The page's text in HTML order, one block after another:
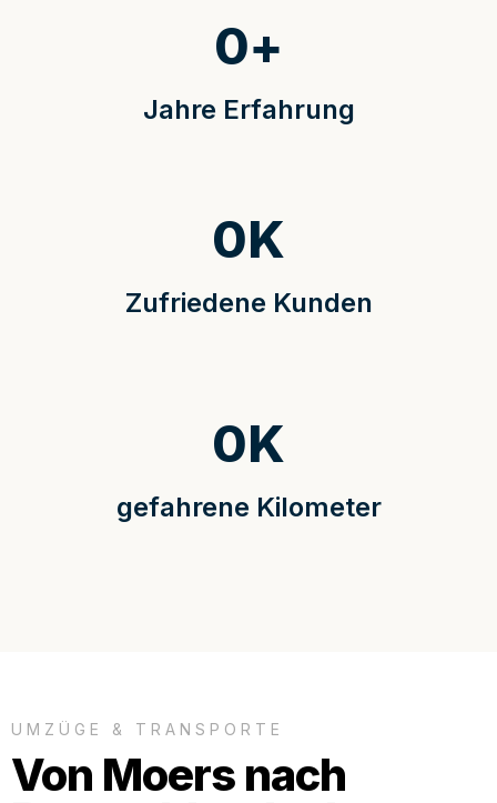
Jahre Erfahrung
0+
Zufriedene Kunden
0K
gefahrene Kilometer
0K
UMZÜGE & TRANSPORTE
Von Moers nach